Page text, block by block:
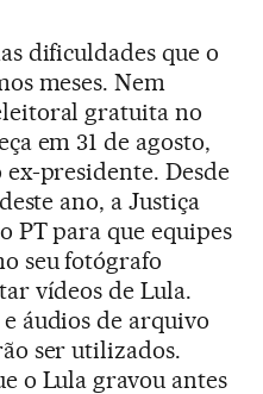
dificuldades que o
meses. Nem
gratuita no
em 31 de agosto,
presidente. Desde
ano, a Justiça
PT para que equipes
seu fotógrafo
vídeos de Lula.
áudios de arquivo
ser utilizados.
o Lula gravou antes